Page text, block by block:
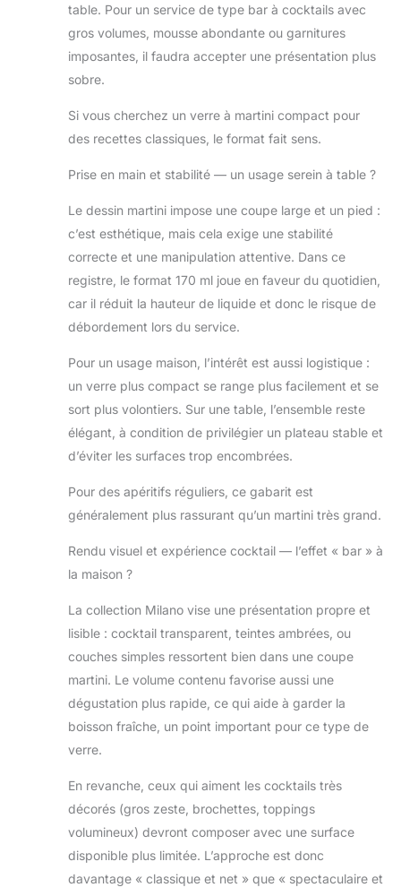
table. Pour un service de type bar à cocktails avec
gros volumes, mousse abondante ou garnitures
imposantes, il faudra accepter une présentation plus
sobre.
Si vous cherchez un verre à martini compact pour
des recettes classiques, le format fait sens.
Prise en main et stabilité — un usage serein à table ?
Le dessin martini impose une coupe large et un pied :
c’est esthétique, mais cela exige une stabilité
correcte et une manipulation attentive. Dans ce
registre, le format 170 ml joue en faveur du quotidien,
car il réduit la hauteur de liquide et donc le risque de
débordement lors du service.
Pour un usage maison, l’intérêt est aussi logistique :
un verre plus compact se range plus facilement et se
sort plus volontiers. Sur une table, l’ensemble reste
élégant, à condition de privilégier un plateau stable et
d’éviter les surfaces trop encombrées.
Pour des apéritifs réguliers, ce gabarit est
généralement plus rassurant qu’un martini très grand.
Rendu visuel et expérience cocktail — l’effet « bar » à
la maison ?
La collection Milano vise une présentation propre et
lisible : cocktail transparent, teintes ambrées, ou
couches simples ressortent bien dans une coupe
martini. Le volume contenu favorise aussi une
dégustation plus rapide, ce qui aide à garder la
boisson fraîche, un point important pour ce type de
verre.
En revanche, ceux qui aiment les cocktails très
décorés (gros zeste, brochettes, toppings
volumineux) devront composer avec une surface
disponible plus limitée. L’approche est donc
davantage « classique et net » que « spectaculaire et